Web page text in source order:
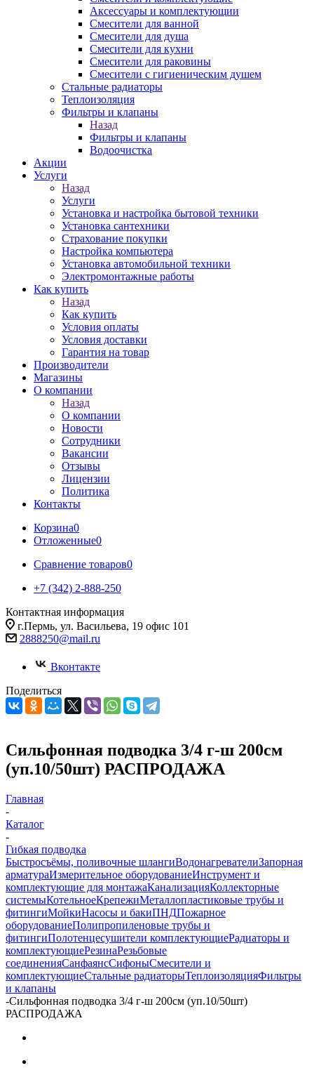
Аксессуары и комплектующии
Смесители для ванной
Смесители для душа
Смесители для кухни
Смесители для раковины
Смесители с гигиеническим душем
Стальные радиаторы
Теплоизоляция
Фильтры и клапаны
Назад
Фильтры и клапаны
Водоочистка
Акции
Услуги
Назад
Услуги
Установка и настройка бытовой техники
Установка сантехники
Страхование покупки
Настройка компьютера
Установка автомобильной техники
Электромонтажные работы
Как купить
Назад
Как купить
Условия оплаты
Условия доставки
Гарантия на товар
Производители
Магазины
О компании
Назад
О компании
Новости
Сотрудники
Вакансии
Отзывы
Лицензии
Политика
Контакты
Корзина0
Отложенные0
Сравнение товаров0
+7 (342) 2-888-250
Контактная информация
г.Пермь, ул. Васильева, 19 офис 101
2888250@mail.ru
Вконтакте
Поделиться
Сильфонная подводка 3/4 г-ш 200см
(уп.10/50шт) РАСПРОДАЖА
Главная
-
Каталог
-
Гибкая подводка
Быстросъёмы, поливочные шлангиВодонагревателиЗапорная
арматураИзмерительное оборудованиеИнструмент и
комплектующие для монтажаКанализацияКоллекторные
системыКотельноеКрепежиМеталлопластиковые трубы и
фитингиМойкиНасосы и бакиПНДПожарное
оборудованиеПолипропиленовые трубы и
фитингиПолотенцесушители комплектующиеРадиаторы и
комплектующиеРезинаРезьбовые
соединенияСанфаянсСифоныСмесители и
комплектующиеСтальные радиаторыТеплоизоляцияФильтры
и клапаны
-Сильфонная подводка 3/4 г-ш 200см (уп.10/50шт)
РАСПРОДАЖА